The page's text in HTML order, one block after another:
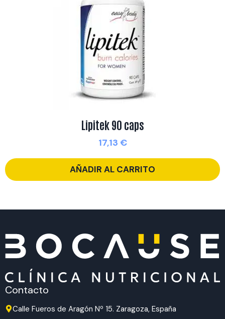
Lipitek 90 caps
17,13 €
AÑADIR AL CARRITO
Contacto
Calle Fueros de Aragón Nº 15. Zaragoza, España